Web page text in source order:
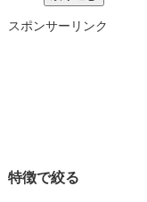
スポンサーリンク
特徴で絞る